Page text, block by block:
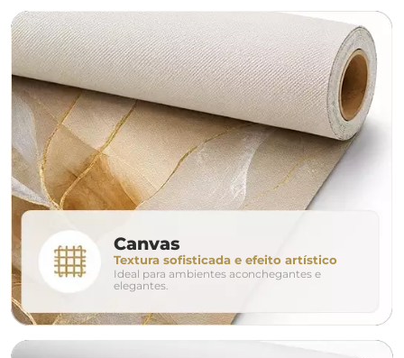
largura aproximada
160cm 200cm
280cm 320cm
conjunto
avulso duo
o tamanho ideal para o seu ambiente é
Canvas
Textura sofisticada e efeito artístico
Ideal para ambientes aconchegantes e
elegantes.